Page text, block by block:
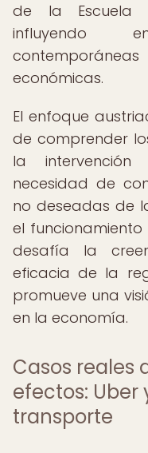
de la Escuela
influyendo
económicas.
El enfoque
de comprender
la
necesidad de
no deseadas de
el
desafía la
eficacia de la
promueve una
en la economía.
Casos reales
efectos: Uber
transporte